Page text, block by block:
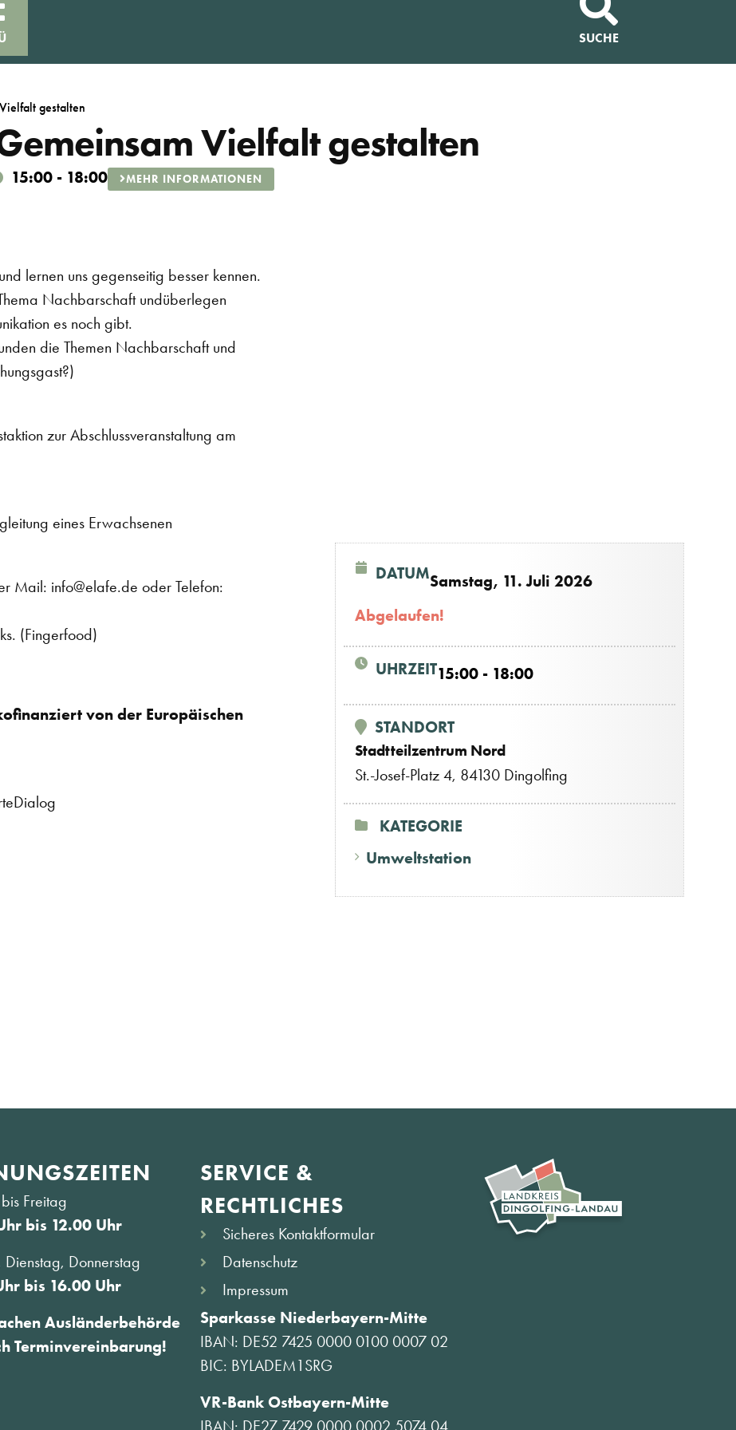
SUCHE
gestalten
Vielfalt gestalten
15:00 - 18:00 MEHR INFORMATIONEN
lernen uns gegenseitig besser kennen.
Nachbarschaft undüberlegen
es noch gibt.
die Themen Nachbarschaft und
zur Abschlussveranstaltung am
eines Erwachsenen
Mail: info@elafe.de oder Telefon:
(Fingerfood)
von der Europäischen
DATUMSamstag, 11. Juli 2026
Abgelaufen!
UHRZEIT15:00 - 18:00
STANDORT
Stadtteilzentrum Nord
St.-Josef-Platz 4, 84130 Dingolfing
KATEGORIE
Umweltstation
Freitag
bis 12.00 Uhr
Donnerstag
bis 16.00 Uhr
Ausländerbehörde
Terminvereinbarung!
SERVICE &
RECHTLICHES
Sicheres Kontaktformular
Datenschutz
Impressum
Sparkasse Niederbayern-Mitte
IBAN: DE52 7425 0000 0100 0007 02
BIC: BYLADEM1SRG
VR-Bank Ostbayern-Mitte
IBAN: DE27 7429 0000 0002 5074 04